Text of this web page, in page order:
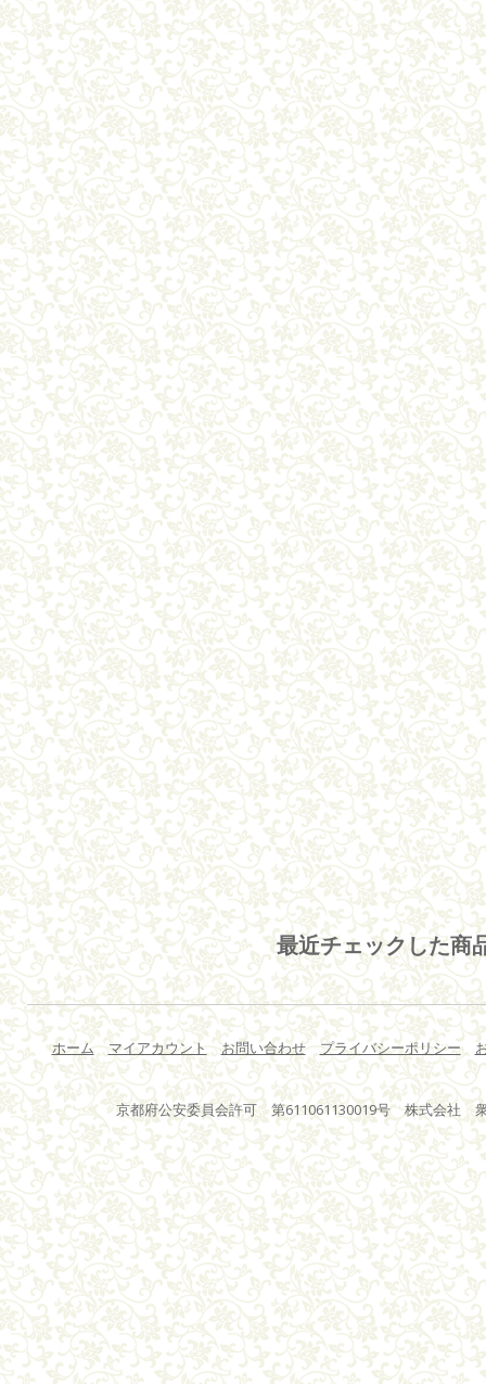
最近チェックした商
ホーム マイアカウント お問い合わせ プライバシーポリシー
京都府公安委員会許可 第611061130019号 株式会社